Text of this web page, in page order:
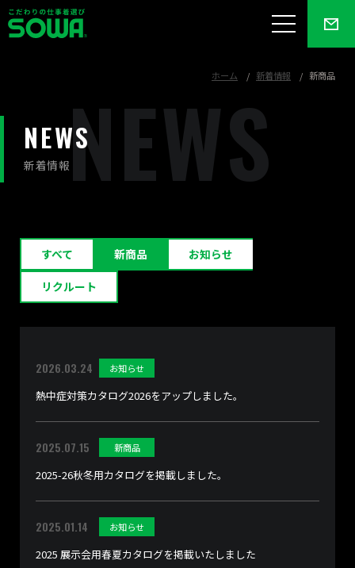
ホーム 新着情報 新商品
NEWSNEWS
新着情報
すべて 新商品 お知らせ
リクルート
2026.03.24 お知らせ
熱中症対策カタログ2026をアップしました。
2025.07.15 新商品
2025-26秋冬用カタログを掲載しました。
2025.01.14 お知らせ
2025 展示会用春夏カタログを掲載いたしました